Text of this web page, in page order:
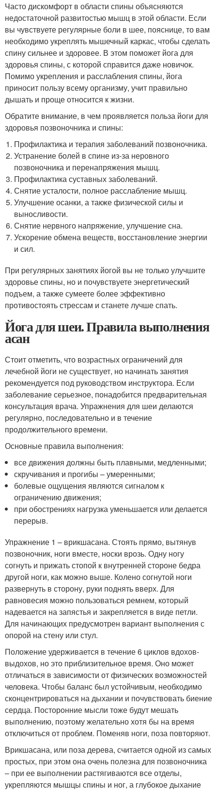
Часто дискомфорт в области спины объясняются
недостаточной развитостью мышц в этой области. Если
вы чувствуете регулярные боли в шее, пояснице, то вам
необходимо укреплять мышечный каркас, чтобы сделать
спину сильнее и здоровее. В этом поможет йога для
здоровья спины, с которой справится даже новичок.
Помимо укрепления и расслабления спины, йога
приносит пользу всему организму, учит правильно
дышать и проще относится к жизни.
Обратите внимание, в чем проявляется польза йоги для
здоровья позвоночника и спины:
Профилактика и терапия заболеваний позвоночника.
Устранение болей в спине из-за неровного
позвоночника и перенапряжения мышц.
Профилактика суставных заболеваний.
Снятие усталости, полное расслабление мышц.
Улучшение осанки, а также физической силы и
выносливости.
Снятие нервного напряжение, улучшение сна.
Ускорение обмена веществ, восстановление энергии
и сил.
При регулярных занятиях йогой вы не только улучшите
здоровье спины, но и почувствуете энергетический
подъем, а также сумеете более эффективно
противостоять стрессам и станете лучше спать.
Йога для шеи. Правила выполнения
асан
Стоит отметить, что возрастных ограничений для
лечебной йоги не существует, но начинать занятия
рекомендуется под руководством инструктора. Если
заболевание серьезное, понадобится предварительная
консультация врача. Упражнения для шеи делаются
регулярно, последовательно и в течение
продолжительного времени.
Основные правила выполнения:
все движения должны быть плавными, медленными;
скручивания и прогибы – умеренными;
болевые ощущения являются сигналом к
ограничению движения;
при обострениях нагрузка уменьшается или делается
перерыв.
Упражнение 1 – врикшасана. Стоять прямо, вытянув
позвоночник, ноги вместе, носки врозь. Одну ногу
согнуть и прижать стопой к внутренней стороне бедра
другой ноги, как можно выше. Колено согнутой ноги
развернуть в сторону, руки поднять вверх. Для
равновесия можно пользоваться ремнем, который
надевается на запястья и закрепляется в виде петли.
Для начинающих предусмотрен вариант выполнения с
опорой на стену или стул.
Положение удерживается в течение 6 циклов вдохов-
выдохов, но это приблизительное время. Оно может
отличаться в зависимости от физических возможностей
человека. Чтобы баланс был устойчивым, необходимо
сконцентрироваться на дыхании и почувствовать биение
сердца. Посторонние мысли тоже будут мешать
выполнению, поэтому желательно хотя бы на время
отключиться от проблем. Поменяв ноги, поза повторяют.
Врикшасана, или поза дерева, считается одной из самых
простых, при этом она очень полезна для позвоночника
– при ее выполнении растягиваются все отделы,
укрепляются мышцы спины и ног, а глубокое дыхание